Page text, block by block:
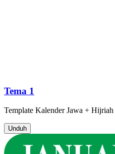
Tema 1
Template Kalender Jawa + Hijriah
Unduh